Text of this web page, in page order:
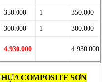
350.000 1 350.000
300.000 1 300.000
4.930.000 4.930.000
COMPOSITE SƠN